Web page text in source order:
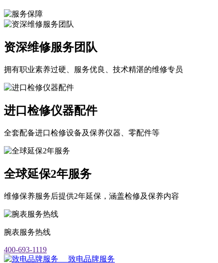
资深维修服务团队
拥有职业素养过硬、服务优良、技术精湛的维修专员
进口检修仪器配件
全套配备进口检修设备及保养仪器、零配件等
全球延保2年服务
维修保养服务后提供2年延保，涵盖检修及保养内容
腕表服务热线
400-693-1119
致电品牌服务